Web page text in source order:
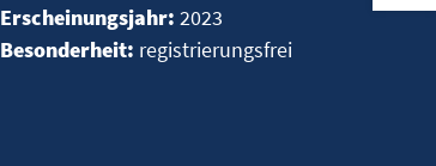
Erscheinungsjahr: 2023
Besonderheit: registrierungsfrei